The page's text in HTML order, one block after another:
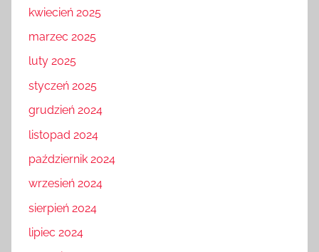
kwiecień 2025
marzec 2025
luty 2025
styczeń 2025
grudzień 2024
listopad 2024
październik 2024
wrzesień 2024
sierpień 2024
lipiec 2024